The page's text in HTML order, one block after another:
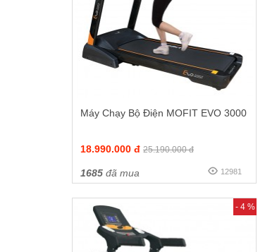
Máy Chạy Bộ Điện MOFIT EVO 3000
18.990.000 đ 25.190.000 đ
1685 đã mua 12981
- 4 %